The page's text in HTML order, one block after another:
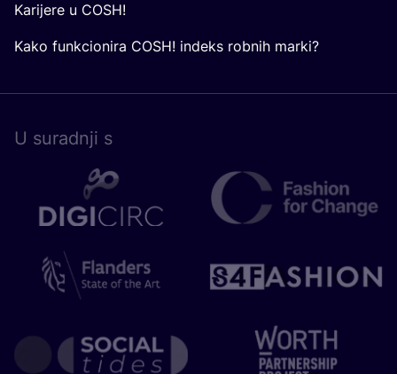
Karijere u COSH!
Kako funkcionira COSH! indeks robnih marki?
U surad­nji s